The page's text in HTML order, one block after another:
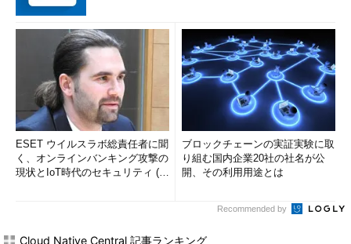
ESET ウイルスラボ総責任者に聞
く、オンラインバンキング攻撃の
現状とIoT時代のセキュリティ (1/
ブロックチェーンの実証実験に取
り組む国内企業20社の社名が公
開、その利用用途とは
Recommended by
Cloud Native Central 記事ランキング